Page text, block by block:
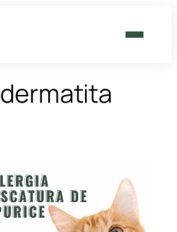
dermatita